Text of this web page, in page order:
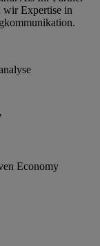
wir Expertise in
Economy